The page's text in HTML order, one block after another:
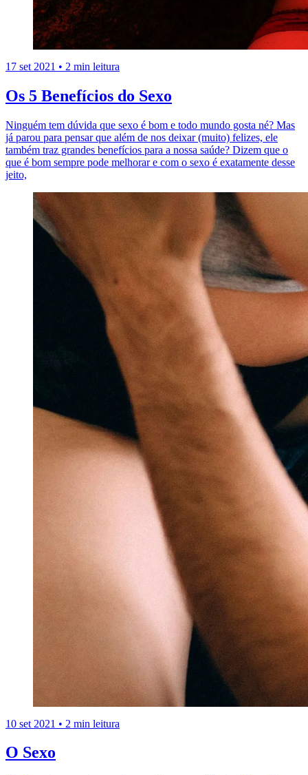
17 set 2021 • 2 min leitura
Os 5 Benefícios do Sexo
Ninguém tem dúvida que sexo é bom e todo mundo gosta né? Mas
já parou para pensar que além de nos deixar (muito) felizes, ele
também traz grandes benefícios para a nossa saúde? Dizem que o
que é bom sempre pode melhorar e com o sexo é exatamente desse
jeito,
10 set 2021 • 2 min leitura
O Sexo